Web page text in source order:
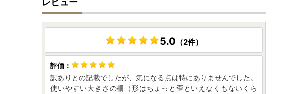
レビュー
5.0 （2件）
訳ありとの記載でしたが、気になる点は特にありませんでした。
使いやすい大きさの柵（形はちょっと歪といえなくもないくら